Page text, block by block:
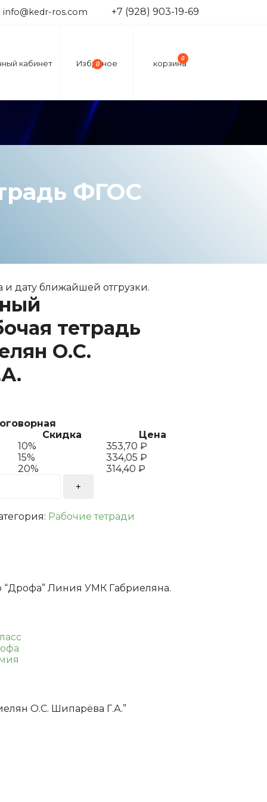
info@kedr-ros.com +7 (928) 903-19-69
кабинет 0
Избраное
0
корзина
ФГОС
и дату ближайшей отгрузки.
тетрадь
О.С.
Скидка
Цена
10% 353,70 ₽
15% 334,05 ₽
20% 314,40 ₽
Рабочие тетради
“Дрофа” Линия УМК Габриеляна.
О.С. Шипарёва Г.А.”